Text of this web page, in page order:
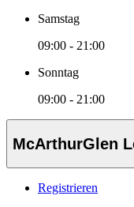
Samstag
09:00 - 21:00
Sonntag
09:00 - 21:00
McArthurGlen
Registrieren